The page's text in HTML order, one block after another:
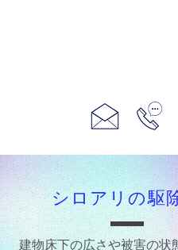
シロアリの駆
建物床下の広さや被害の状